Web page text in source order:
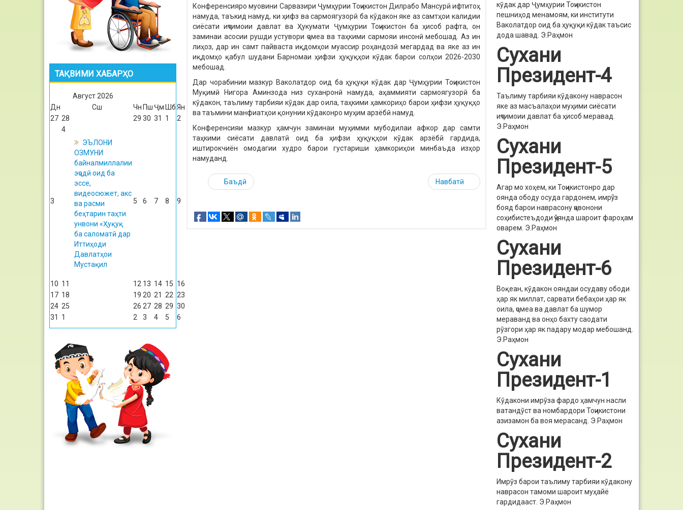
ТАҚВИМИ ХАБАРҲО
Август 2026
Дн
Сш Чн Пш Ҷм ШбЯн
27 28 29 30 31 1 2
3
4
ЭЪЛОНИ
ОЗМУНИ
байналмиллалии
эҷодӣ оид ба
эссе,
видеосюжет, акс
ва расми
беҳтарин таҳти
унвони «Ҳуқуқ
ба саломатӣ дар
Иттиҳоди
Давлатҳои
Мустақил
5 6 7 8 9
10 11 12 13 14 15 16
17 18 19 20 21 22 23
24 25 26 27 28 29 30
31
1 2 3 4 5 6
Конференсияро муовини Сарвазири Ҷумҳурии Тоҷикистон Дилрабо Мансурӣ ифтитоҳ
намуда, таъкид намуд, ки ҳифз ва сармоягузорӣ ба кӯдакон яке аз самтҳои калидии
сиёсати иҷтимоии давлат ва Ҳукумати Ҷумҳурии Тоҷикистон ба ҳисоб рафта, он
заминаи асосии рушди устувори ҷомеа ва таҳкими сармояи инсонӣ мебошад. Аз ин
лиҳоз, дар ин самт пайваста иқдомҳои муассир роҳандозӣ мегардад ва яке аз ин
иқдомҳо қабул шудани Барномаи ҳифзи ҳуқуқҳои кӯдак барои солҳои 2026-2030
мебошад.
Дар чорабинии мазкур Ваколатдор оид ба ҳуқуқи кӯдак дар Ҷумҳурии Тоҷикистон
Муқимӣ Нигора Аминзода низ суханронӣ намуда, аҳаммияти сармоягузорӣ ба
кӯдакон, таълиму тарбияи кӯдак дар оила, таҳкими ҳамкориҳо барои ҳифзи ҳуқуқҳо
ва таъмини манфиатҳои қонунии кӯдаконро муҳим арзёбӣ намуд.
Конференсияи мазкур ҳамчун заминаи муҳимми мубодилаи афкор дар самти
таҳкими сиёсати давлатӣ оид ба ҳифзи ҳуқуқҳои кӯдак арзёбӣ гардида,
иштирокчиён омодагии худро барои густариши ҳамкориҳои минбаъда изҳор
намуданд.
Баъдӣ Навбатӣ
кӯдак дар Ҷумҳурии Тоҷикистон
пешниҳод менамоям, ки институти
Ваколатдор оид ба ҳуқуқи кӯдак таъсис
дода шавад. Э.Раҳмон
Сухани
Президент-4
Таълиму тарбияи кӯдакону наврасон
яке аз масъалаҳои муҳими сиёсати
иҷтимоии давлат ба ҳисоб меравад.
Э.Раҳмон
Сухани
Президент-5
Агар мо хоҳем, ки Тоҷикистонро дар
оянда ободу осуда гардонем, имрўз
бояд барои наврасону ҷавонони
соҳибистеъдоди ҷўянда шароит фароҳам
оварем. Э.Раҳмон
Сухани
Президент-6
Воқеан, кӯдакон ояндаи осудаву ободи
ҳар як миллат, сарвати бебаҳои ҳар як
оила, ҷомеа ва давлат ба шумор
мераванд ва онҳо бахту саодати
рӯзгори ҳар як падару модар мебошанд.
Э.Раҳмон
Сухани
Президент-1
Кӯдакони имрӯза фардо ҳамчун насли
ватандӯст ва номбардори Тоҷикистони
азизамон ба воя мерасанд. Э.Раҳмон
Сухани
Президент-2
Имрӯз барои таълиму тарбияи кӯдакону
наврасон тамоми шароит муҳайё
гардидааст. Э.Раҳмон